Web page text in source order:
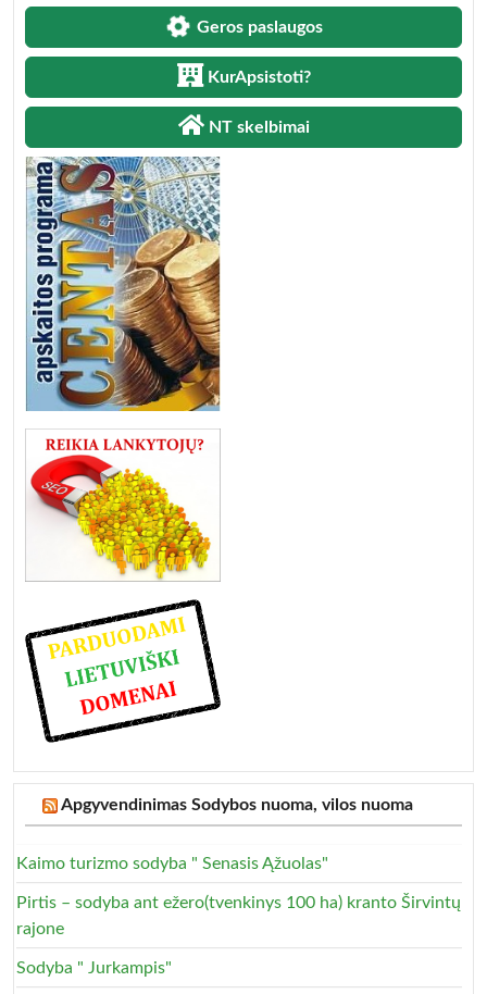
Geros paslaugos
KurApsistoti?
NT skelbimai
Apgyvendinimas Sodybos nuoma, vilos nuoma
Kaimo turizmo sodyba " Senasis Ąžuolas"
Pirtis – sodyba ant ežero(tvenkinys 100 ha) kranto Širvintų
rajone
Sodyba " Jurkampis"